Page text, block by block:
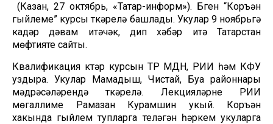
(Казан, 27 октябрь, «Татар-информ»). Бүген “Коръән
гыйлеме” курсы үткәрелә башлады. Укулар 9 ноябрьгә
кадәр дәвам итәчәк, дип хәбәр итә Татарстан
мөфтияте сайты.
Квалификация күтәрү курсын ТР МДН, РИИ һәм КФУ
уздыра. Укулар Мамадыш, Чистай, Буа районнары
мәдрәсәләрендә үткәрелә. Лекцияләрне РИИ
мөгаллиме Рамазан Курамшин укый. Коръән
хакында гыйлем тупларга теләгән һәркем укуларга